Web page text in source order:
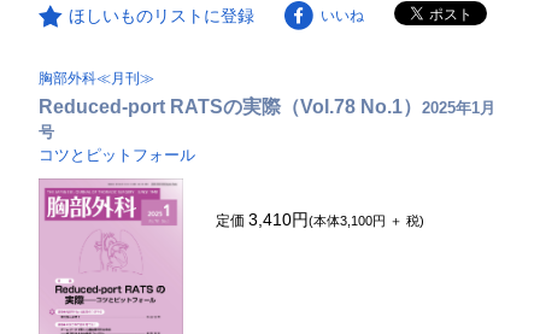
ほしいものリストに登録 いいね
胸部外科≪月刊≫
Reduced-port RATSの実際（Vol.78 No.1）2025年1月
号
コツとピットフォール
定価3,410円(本体3,100円 ＋ 税)